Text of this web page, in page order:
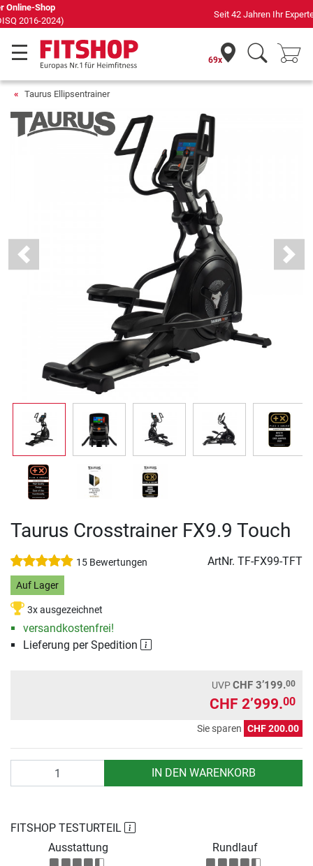
Seit 42 Jahren Ihr Experte für Heimfitness
69x
Taurus Ellipsentrainer
Previous Next
Taurus Crosstrainer FX9.9 Touch
15 Bewertungen ArtNr. TF-FX99-TFT
Auf Lager
3x ausgezeichnet
versandkostenfrei!
Lieferung per Spedition
UVPCHF 3’199.00
CHF 2’999.00
Sie sparen CHF 200.00
IN DEN WARENKORB
FITSHOP TESTURTEIL
Ausstattung
Rundlauf